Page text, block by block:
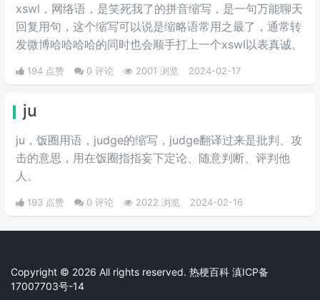
xswl，网络语，是笑死我了的拼音缩写，是一句万能聊天
回复用句，这个缩写可以说是缩略语常用之最了，通常转
发微博哈哈哈哈的同时也会顺手打上一个xswl以表真诚。
194 点赞 0 评论 2001 浏览 2024-02-17
ju
ju，饭圈用语，judge的缩写，judge翻译过来是批判、攻
击的意思，用在饭圈指指妄下定论、随意判断、评判他
人。
193 点赞 0 评论 2022 浏览 2024-02-16
Copyright © 2026 All rights reserved. 热梗百科 滇ICP备
17007703号-14